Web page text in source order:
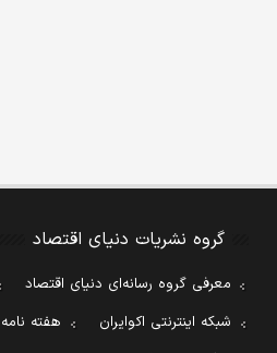
گروه نشریات دنیای اقتصاد
معرفی گروه رسانه‌ای دنیای اقتصاد
شبکه اینترنتی اکوایران
هفته